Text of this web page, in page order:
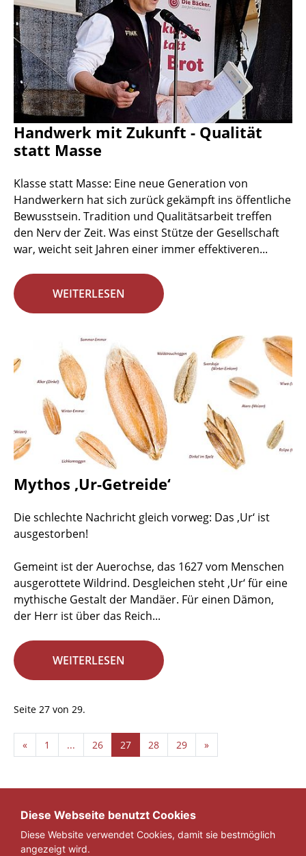
Handwerk mit Zukunft - Qualität
statt Masse
Klasse statt Masse: Eine neue Generation von
Handwerkern hat sich zurück gekämpft ins öffentliche
Bewusstsein. Tradition und Qualitätsarbeit treffen
den Nerv der Zeit. Was einst Stütze der Gesellschaft
war, weicht seit Jahren einer immer effektiveren...
WEITERLESEN
Mythos ‚Ur-Getreide‘
Die schlechte Nachricht gleich vorweg: Das ‚Ur‘ ist
ausgestorben!
Gemeint ist der Auerochse, das 1627 vom Menschen
ausgerottete Wildrind. Desgleichen steht ‚Ur‘ für eine
mythische Gestalt der Mandäer. Für einen Dämon,
der Herr ist über das Reich...
WEITERLESEN
Seite 27 von 29.
« 1 ... 26 27 28 29 »
Diese Webseite benutzt Cookies
Diese Website verwendet Cookies, damit sie bestmöglich
angezeigt wird.